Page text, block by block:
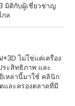
มิติกับผู้เชี่ยวชาญ
กล
ไม่ใช่แค่เครื่อง
ะสิทธิภาพ และ
เหล่านี้มาใช้ คลินิก
และครองตลาดที่มี